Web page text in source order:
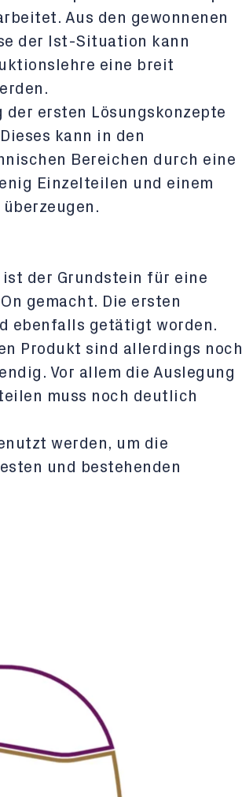
Aus den gewonnenen
der Ist-Situation kann
eine breit
ersten Lösungskonzepte
kann in den
Bereichen durch eine
Einzelteilen und einem
der Grundstein für eine
gemacht. Die ersten
ebenfalls getätigt worden.
Produkt sind allerdings noch
Vor allem die Auslegung
muss noch deutlich
werden, um die
und bestehenden